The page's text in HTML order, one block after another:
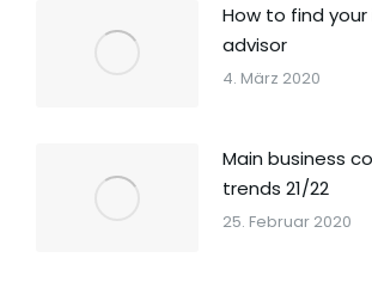
How to find
advisor
4. März 2020
Main business
trends 21/22
25. Februar 2020